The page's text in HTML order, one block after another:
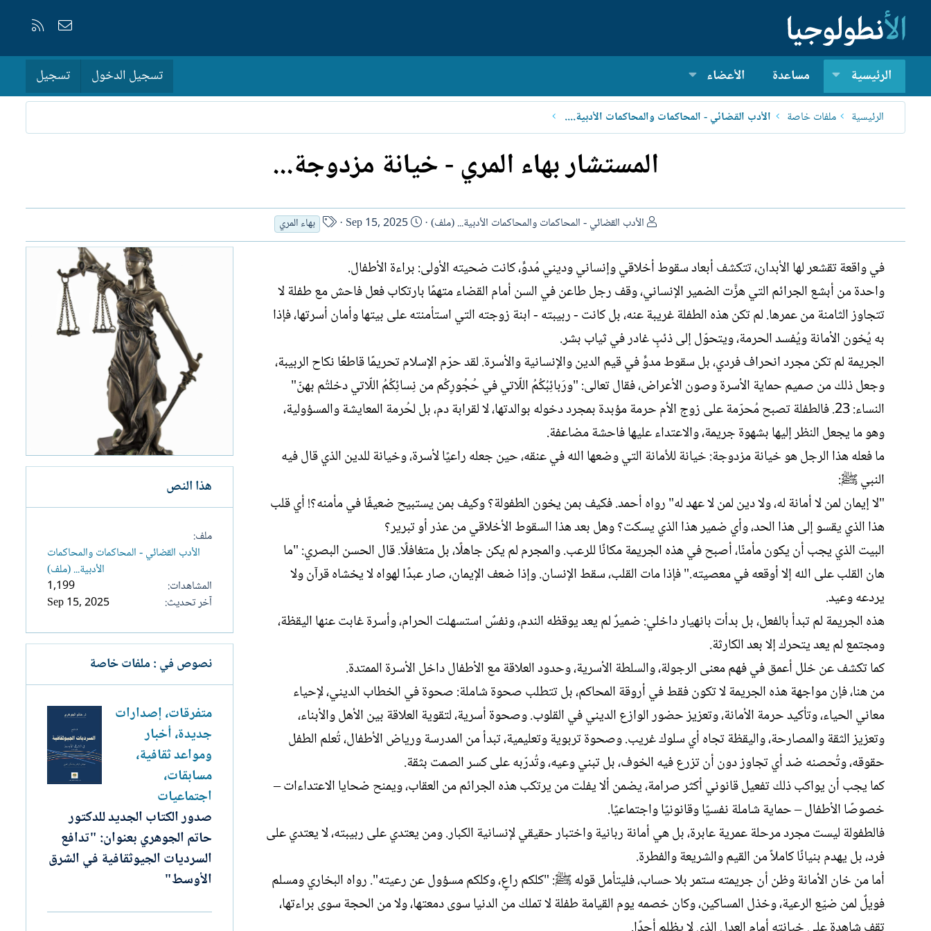
إتصل بنا
الرئيسية مساعدة الأعضاء تسجيل الدخول تسجيل
الرئيسية ملفات خاصة الأدب القضائي - المحاكمات والمحاكمات الأدبية... (ملف)
المستشار بهاء المري - خيانة مزدوجة...
ا
ل
ا
ت
الأدب القضائي - المحاكمات والمحاكمات الأدبية... (ملف)
ت
ا
ي
خ
ش
ا
ء
Sep 15, 2025
ا
س
ل
ك
ا
بهاء المري
في واقعة تقشعر لها الأبدان، تتكشف أبعاد سقوط أخلاقي وإنساني وديني مُدوٍّ، كانت ضحيته الأولى: براءة الأطفال.
واحدة من أبشع الجرائم التي هزَّت الضمير الإنساني، وقف رجل طاعن في السن أمام القضاء متهمًا بارتكاب فعل فاحش مع طفلة لا
تتجاوز الثامنة من عمرها. لم تكن هذه الطفلة غريبة عنه، بل كانت - ربيبته - ابنة زوجته التي استأمنته على بيتها وأمان أسرتها، فإذا
به يُخون الأمانة ويُفسد الحرمة، ويتحوّل إلى ذئبٍ غادر في ثياب بشر.
الجريمة لم تكن مجرد انحراف فردي، بل سقوط مدوٍّ في قيم الدين والإنسانية والأسرة. لقد حرّم الإسلام تحريمًا قاطعًا نكاح الربيبة،
وجعل ذلك من صميم حماية الأسرة وصون الأعراض، فقال تعالى: "ورَبائِبُكُمُ اللّاتي في حُجُورِكُم من نِسائِكُمُ اللّاتي دخلتُم بهنّ"
النساء: 23. فالطفلة تصبح مُحرّمة على زوج الأم حرمة مؤبدة بمجرد دخوله بوالدتها، لا لقرابة دم، بل لحُرمة المعايشة والمسؤولية،
وهو ما يجعل النظر إليها بشهوة جريمة، والاعتداء عليها فاحشة مضاعفة.
ما فعله هذا الرجل هو خيانة مزدوجة: خيانة للأمانة التي وضعها الله في عنقه، حين جعله راعيًا لأسرة، وخيانة للدين الذي قال فيه
النبي ﷺ:
"لا إيمان لمن لا أمانة له، ولا دين لمن لا عهد له" رواه أحمد. فكيف بمن يخون الطفولة؟ وكيف بمن يستبيح ضعيفًا في مأمنه؟! أي قلب
هذا الذي يقسو إلى هذا الحد، وأي ضمير هذا الذي يسكت؟ وهل بعد هذا السقوط الأخلاقي من عذر أو تبرير؟
البيت الذي يجب أن يكون مأمنًا، أصبح في هذه الجريمة مكانًا للرعب. والمجرم لم يكن جاهلًا، بل متغافلًا. قال الحسن البصري: "ما
هان القلب على الله إلا أوقعه في معصيته." فإذا مات القلب، سقط الإنسان. وإذا ضعف الإيمان، صار عبدًا لهواه لا يخشاه قرآن ولا
يردعه وعيد.
هذه الجريمة لم تبدأ بالفعل، بل بدأت بانهيار داخلي: ضميرٌ لم يعد يوقظه الندم، ونفسٌ استسهلت الحرام، وأسرة غابت عنها اليقظة،
ومجتمع لم يعد يتحرك إلا بعد الكارثة.
كما تكشف عن خلل أعمق في فهم معنى الرجولة، والسلطة الأسرية، وحدود العلاقة مع الأطفال داخل الأسرة الممتدة.
من هنا، فإن مواجهة هذه الجريمة لا تكون فقط في أروقة المحاكم، بل تتطلب صحوة شاملة: صحوة في الخطاب الديني، لإحياء
معاني الحياء، وتأكيد حرمة الأمانة، وتعزيز حضور الوازع الديني في القلوب. وصحوة أسرية، لتقوية العلاقة بين الأهل والأبناء،
وتعزيز الثقة والمصارحة، واليقظة تجاه أي سلوك غريب. وصحوة تربوية وتعليمية، تبدأ من المدرسة ورياض الأطفال، تُعلم الطفل
حقوقه، وتُحصنه ضد أي تجاوز دون أن تزرع فيه الخوف، بل تبني وعيه، وتُدرّبه على كسر الصمت بثقة.
كما يجب أن يواكب ذلك تفعيل قانوني أكثر صرامة، يضمن ألا يفلت من يرتكب هذه الجرائم من العقاب، ويمنح ضحايا الاعتداءات –
خصوصًا الأطفال – حماية شاملة نفسيًا وقانونيًا واجتماعيًا.
فالطفولة ليست مجرد مرحلة عمرية عابرة، بل هي أمانة ربانية واختبار حقيقي لإنسانية الكبار. ومن يعتدي على ربيبته، لا يعتدي على
فرد، بل يهدم بنيانًا كاملاً من القيم والشريعة والفطرة.
أما من خان الأمانة وظن أن جريمته ستمر بلا حساب، فليتأمل قوله ﷺ: "كلكم راعٍ، وكلكم مسؤول عن رعيته". رواه البخاري ومسلم
فويلٌ لمن ضيّع الرعية، وخذل المساكين، وكان خصمه يوم القيامة طفلة لا تملك من الدنيا سوى دمعتها، ولا من الحجة سوى براءتها،
هذا النص
ملف
الأدب القضائي - المحاكمات والمحاكمات
الأدبية... (ملف)
المشاهدات
1,199
آخر تحديث
Sep 15, 2025
نصوص في : ملفات خاصة
متفرقات، إصدارات
جديدة، أخبار
ومواعد ثقافية،
مسابقات،
اجتماعيات
صدور الكتاب الجديد للدكتور
حاتم الجوهري بعنوان: "تدافع
السرديات الجيوثقافية في الشرق
الأوسط"